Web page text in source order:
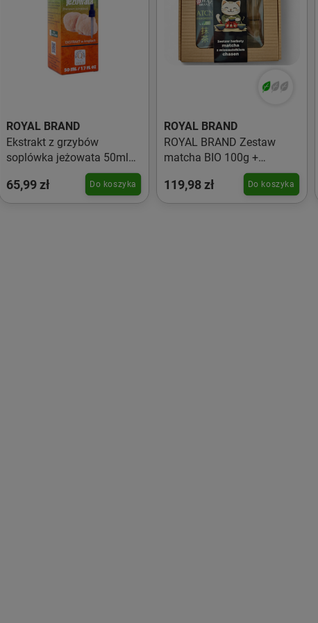
ROYAL BRAND
Ekstrakt z grzybów
soplówka jeżowata 50ml
65,99 zł Do koszyka
ROYAL BRAND
ROYAL BRAND Zestaw
matcha BIO 100g +
mieszadełko chasen
119,98 zł Do koszyka